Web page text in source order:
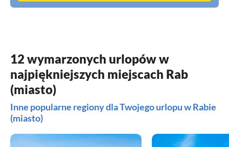
12 wymarzonych urlopów w
najpiękniejszych miejscach Rab
(miasto)
Inne popularne regiony dla Twojego urlopu w Rabie
(miasto)